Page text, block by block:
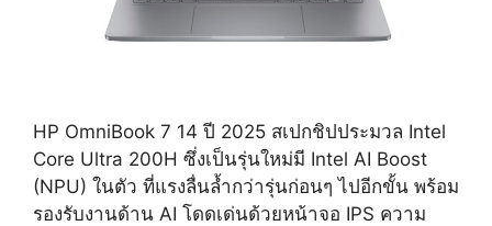
HP OmniBook 7 14 ปี 2025 สเปกชิปประมวล Intel
Core Ultra 200H ซึ่งเป็นรุ่นใหม่มี Intel AI Boost
(NPU) ในตัว ที่แรงลื่นล้ำกว่ารุ่นก่อนๆ ไปอีกขั้น พร้อม
รองรับงานด้าน AI โดดเด่นด้วยหน้าจอ IPS ความ